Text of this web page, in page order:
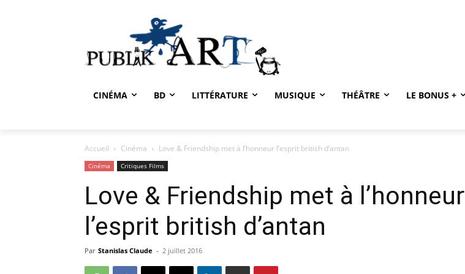
CINÉMA BD LITTÉRATURE MUSIQUE THÉÂTRE LE BONUS +
Accueil Cinéma Love & Friendship met à l’honneur l’esprit british d’antan
Cinéma Critiques Films
Love & Friendship met à l’honneur
l’esprit british d’antan
Par Stanislas Claude - 2 juillet 2016